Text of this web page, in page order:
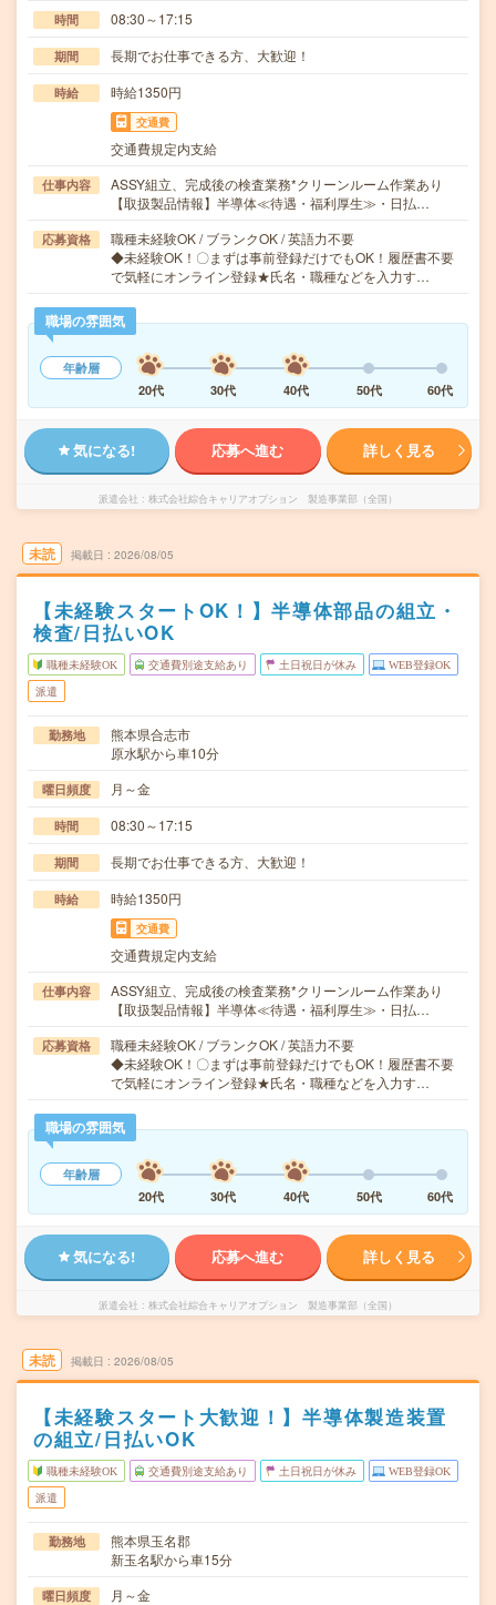
時間 08:30～17:15
期間 長期でお仕事できる方、大歓迎！
時給 時給1350円
交通費
交通費規定内支給
仕事内容
ASSY組立、完成後の検査業務*クリーンルーム作業あり
【取扱製品情報】半導体≪待遇・福利厚生≫・日払…
応募資格
職種未経験OK / ブランクOK / 英語力不要
◆未経験OK！〇まずは事前登録だけでもOK！履歴書不要
で気軽にオンライン登録★氏名・職種などを入力す…
職場の雰囲気
年齢層
20代
30代 40代 50代 60代
気になる! 応募へ進む 詳しく見る
派遣会社 株式会社綜合キャリアオプション 製造事業部（全国）
未読 掲載日 2026/08/05
【未経験スタートOK！】半導体部品の組立・
検査/日払いOK
職種未経験OK 交通費別途支給あり 土日祝日が休み WEB登録OK
派遣
勤務地
熊本県合志市
原水駅から車10分
曜日頻度 月～金
時間 08:30～17:15
期間 長期でお仕事できる方、大歓迎！
時給 時給1350円
交通費
交通費規定内支給
仕事内容
ASSY組立、完成後の検査業務*クリーンルーム作業あり
【取扱製品情報】半導体≪待遇・福利厚生≫・日払…
応募資格
職種未経験OK / ブランクOK / 英語力不要
◆未経験OK！〇まずは事前登録だけでもOK！履歴書不要
で気軽にオンライン登録★氏名・職種などを入力す…
職場の雰囲気
年齢層
20代
30代 40代 50代 60代
気になる! 応募へ進む 詳しく見る
派遣会社 株式会社綜合キャリアオプション 製造事業部（全国）
未読 掲載日 2026/08/05
【未経験スタート大歓迎！】半導体製造装置
の組立/日払いOK
職種未経験OK 交通費別途支給あり 土日祝日が休み WEB登録OK
派遣
勤務地
熊本県玉名郡
新玉名駅から車15分
曜日頻度 月～金